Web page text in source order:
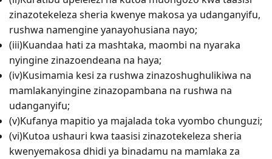
zinazotekeleza sheria kwenye makosa ya udanganyifu,
rushwa namengine yanayohusiana nayo;
(iii)Kuandaa hati za mashtaka, maombi na nyaraka
nyingine zinazoendeana na haya;
(iv)Kusimamia kesi za rushwa zinazoshughulikiwa na
mamlakanyingine zinazopambana na rushwa na
udanganyifu;
(v)Kufanya mapitio ya majalada toka vyombo chunguzi;
(vi)Kutoa ushauri kwa taasisi zinazotekeleza sheria
kwenyemakosa dhidi ya binadamu na mamlaka za